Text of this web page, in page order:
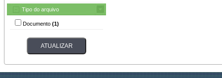
Tipo do arquivo
Documento (1)